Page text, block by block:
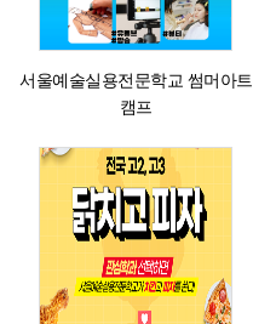
서울예술실용전문학교 썸머아트
캠프